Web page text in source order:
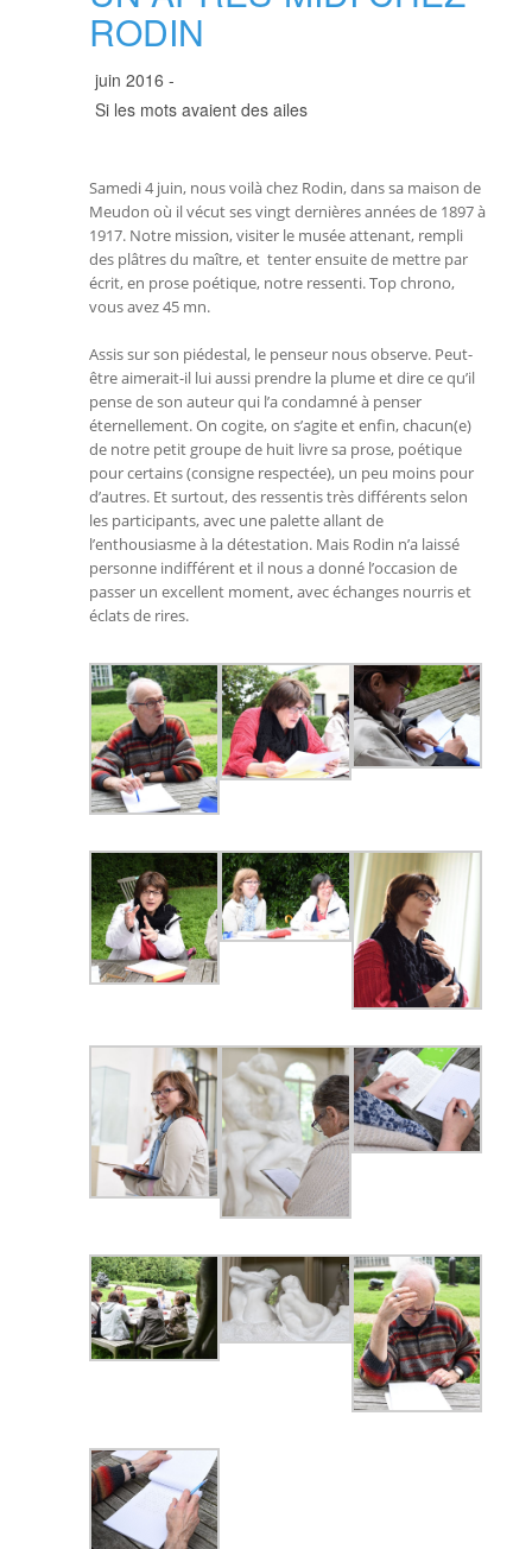
RODIN
juin 2016 -
Si les mots avaient des ailes
Samedi 4 juin, nous voilà chez Rodin, dans sa maison de
Meudon où il vécut ses vingt dernières années de 1897 à
1917. Notre mission, visiter le musée attenant, rempli
des plâtres du maître, et tenter ensuite de mettre par
écrit, en prose poétique, notre ressenti. Top chrono,
vous avez 45 mn.
Assis sur son piédestal, le penseur nous observe. Peut-
être aimerait-il lui aussi prendre la plume et dire ce qu’il
pense de son auteur qui l’a condamné à penser
éternellement. On cogite, on s’agite et enfin, chacun(e)
de notre petit groupe de huit livre sa prose, poétique
pour certains (consigne respectée), un peu moins pour
d’autres. Et surtout, des ressentis très différents selon
les participants, avec une palette allant de
l’enthousiasme à la détestation. Mais Rodin n’a laissé
personne indifférent et il nous a donné l’occasion de
passer un excellent moment, avec échanges nourris et
éclats de rires.